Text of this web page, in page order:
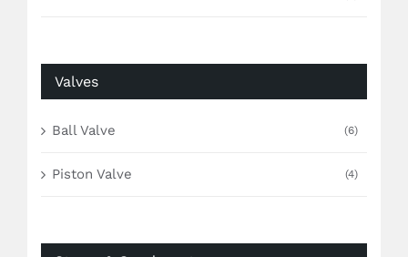
Valves
Ball Valve (6)
Piston Valve (4)